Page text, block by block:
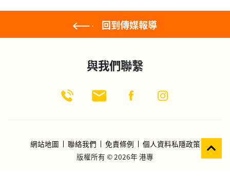
回到傳媒報導
與我們聯繫
網站地圖 聯絡我們 免責條例
個人資料私隱政策
版權所有 © 2026年 港專